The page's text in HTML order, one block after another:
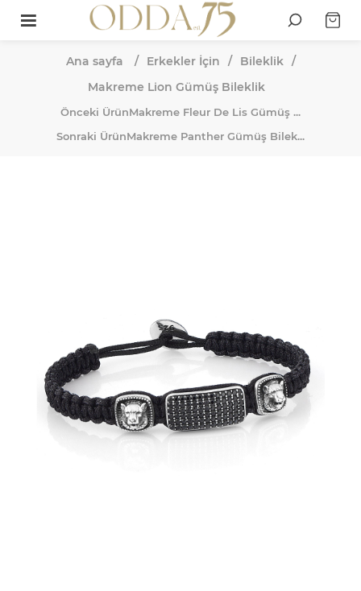
Ana sayfa / Erkekler İçin / Bileklik /
Makreme Lion Gümüş Bileklik
Önceki ÜrünMakreme Fleur De Lis Gümüş ...
Sonraki ÜrünMakreme Panther Gümüş Bilek...